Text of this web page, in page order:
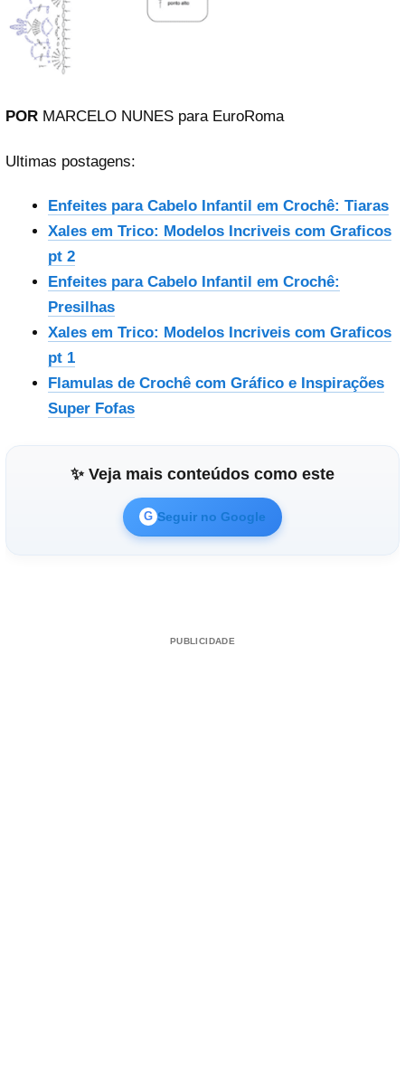
POR MARCELO NUNES para EuroRoma
Ultimas postagens:
Enfeites para Cabelo Infantil em Crochê: Tiaras
Xales em Trico: Modelos Incriveis com Graficos
pt 2
Enfeites para Cabelo Infantil em Crochê:
Presilhas
Xales em Trico: Modelos Incriveis com Graficos
pt 1
Flamulas de Crochê com Gráfico e Inspirações
Super Fofas
✨ Veja mais conteúdos como este
G Seguir no Google
PUBLICIDADE